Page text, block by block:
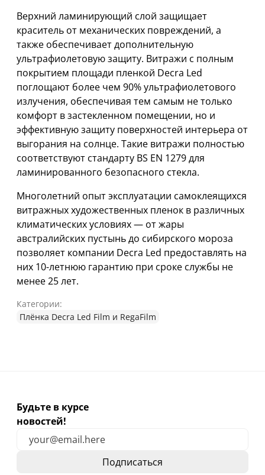
Верхний ламинирующий слой защищает
краситель от механических повреждений, а
также обеспечивает дополнительную
ультрафиолетовую защиту. Витражи с полным
покрытием площади пленкой Decra Led
поглощают более чем 90% ультрафиолетового
излучения, обеспечивая тем самым не только
комфорт в застекленном помещении, но и
эффективную защиту поверхностей интерьера от
выгорания на солнце. Такие витражи полностью
соответствуют стандарту BS EN 1279 для
ламинированного безопасного стекла.
Многолетний опыт эксплуатации самоклеящихся
витражных художественных пленок в различных
климатических условиях — от жары
австралийских пустынь до сибирского мороза
позволяет компании Decra Led предоставлять на
них 10-летнюю гарантию при сроке службы не
менее 25 лет.
Категории:
Плёнка Decra Led Film и RegaFilm
Будьте в курсе
новостей!